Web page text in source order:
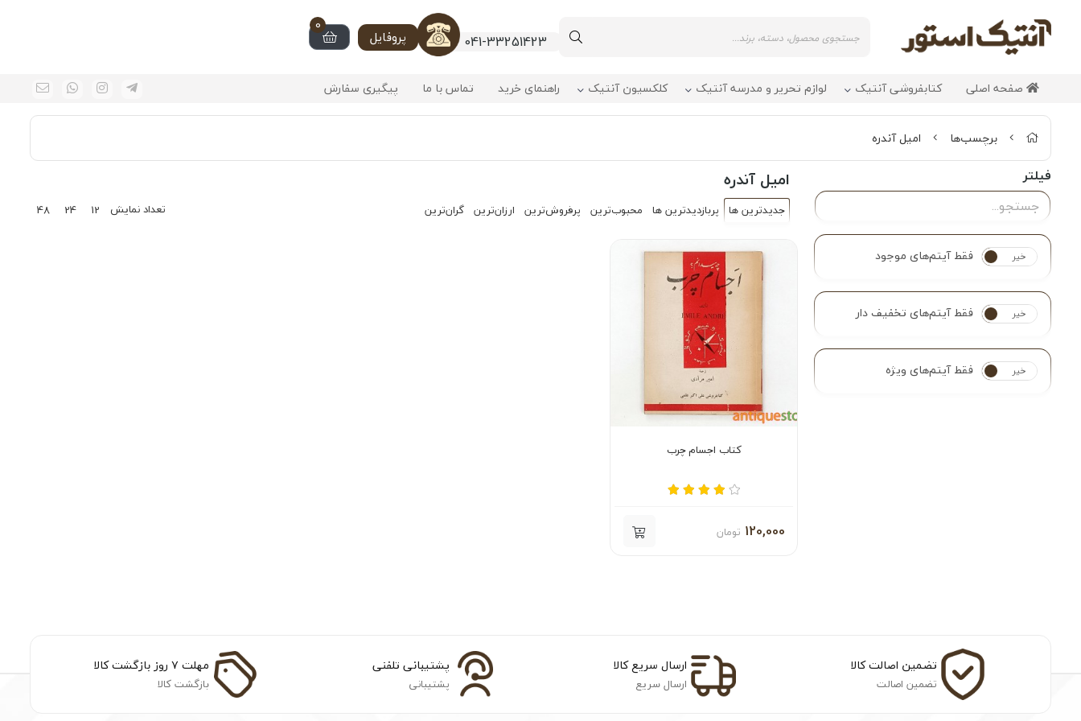
041-33251423 پروفایل
0
صفحه اصلی کتابفروشی آنتیک لوازم تحریر و مدرسه آنتیک کلکسیون آنتیک راهنمای خرید تماس با ما پیگیری سفارش
برچسب‌ها امیل آندره
فیلتر
بله خیر فقط آیتم‌های موجود
بله خیر فقط آیتم‌های تخفیف دار
بله خیر فقط آیتم‌های ویژه
امیل آندره
جدیدترین ها پربازدیدترین ها محبوب‌‌ترین پرفروش‌ترین ارزان‌ترین گران‌ترین تعداد نمایش 12
24
48
کتاب اجسام چرب
120,000 تومان
تضمین اصالت کالا
تضمین اصالت
ارسال سریع کالا
ارسال سریع
پشتیبانی تلفنی
پشتیبانی
مهلت ۷ روز بازگشت کالا
بازگشت کالا